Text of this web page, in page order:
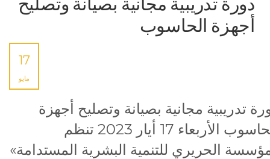
أجهزة الحاسوب
17
مايو
تدريبية مجانية بصيانة وتصليح أجهزة
الحاسوب الأربعاء 17 أيار 2023 تنظم
الحريري للتنمية البشرية المستدامة»